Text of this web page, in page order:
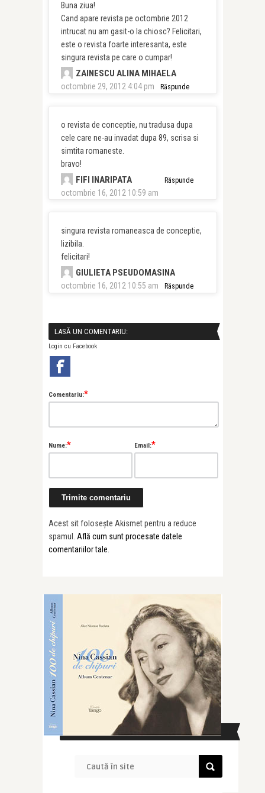
Buna ziua!
Cand apare revista pe octombrie 2012
intrucat nu am gasit-o la chiosc? Felicitari,
este o revista foarte interesanta, este
singura revista pe care o cumpar!
ZAINESCU ALINA MIHAELA
octombrie 29, 2012 4:04 pm Răspunde
o revista de conceptie, nu tradusa dupa
cele care ne-au invadat dupa 89, scrisa si
simtita romaneste.
bravo!
FIFI INARIPATA
octombrie 16, 2012 10:59 am
Răspunde
singura revista romaneasca de conceptie,
lizibila.
felicitari!
GIULIETA PSEUDOMASINA
octombrie 16, 2012 10:55 am Răspunde
LASĂ UN COMENTARIU:
Login cu Facebook
Comentariu:*
Nume:* Email:*
Acest sit folosește Akismet pentru a reduce
spamul. Află cum sunt procesate datele
comentariilor tale
CAUTĂ ÎN SITE